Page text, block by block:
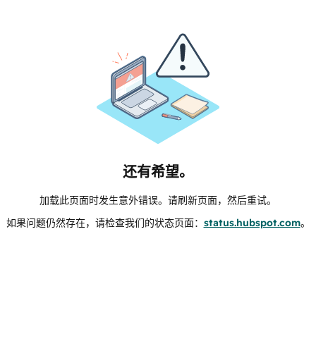
还有希望。
加载此页面时发生意外错误。请刷新页面，然后重试。
如果问题仍然存在，请检查我们的状态页面： status.hubspot.com。